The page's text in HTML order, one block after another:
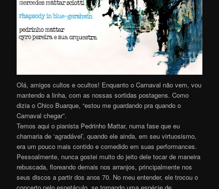
Olá, amigos cultos e ocultos! Enquanto o Carnaval não vem, vou
mantendo a linha, com as nossas sortidas postagens. Como
dizia o Chico Buarque, “estou me guardando pra quando o
Carnaval chegar”.
Temos aqui o pianista Pedrinho Mattar, numa fase que eu
chamaria de ‘agradável’, quando ele ainda, em seu virtuosismo,
era um pouco mais contido e comedido em suas performances.
Pessoalmente, nunca gostei muito do jeito dele tocar de maneira
rebuscada, floreando demais nos arranjos, principalmente nos
seus discos a partir dos anos 70. No meu entender, ele trocou o
concerto pelo espetáculo, se tornando uma espécie de